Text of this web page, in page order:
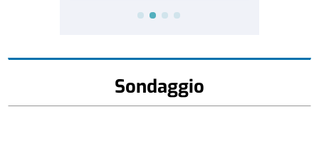
Sondaggio